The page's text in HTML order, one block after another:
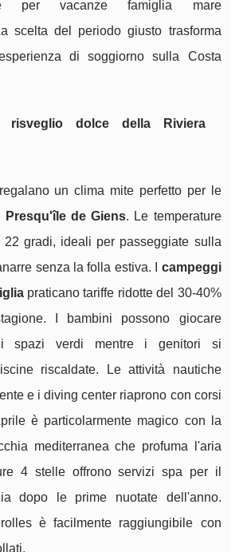
per vacanze famiglia mare
scelta del periodo giusto trasforma
di soggiorno sulla Costa
risveglio dolce della Riviera
un clima mite perfetto per le
Presqu'île de Giens. Le temperature
gradi, ideali per passeggiate sulla
senza la folla estiva. I campeggi
praticano tariffe ridotte del 30-40%
I bambini possono giocare
spazi verdi mentre i genitori si
riscaldate. Le attività nautiche
e i diving center riaprono con corsi
è particolarmente magico con la
mediterranea che profuma l'aria
4 stelle offrono servizi spa per il
dopo le prime nuotate dell'anno.
è facilmente raggiungibile con